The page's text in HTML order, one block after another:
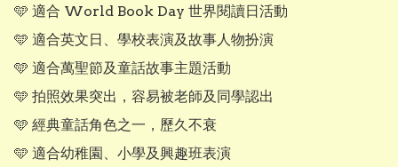
🩵 適合 World Book Day 世界閱讀日活動
🩵 適合英文日、學校表演及故事人物扮演
🩵 適合萬聖節及童話故事主題活動
🩵 拍照效果突出，容易被老師及同學認出
🩵 經典童話角色之一，歷久不衰
🩵 適合幼稚園、小學及興趣班表演